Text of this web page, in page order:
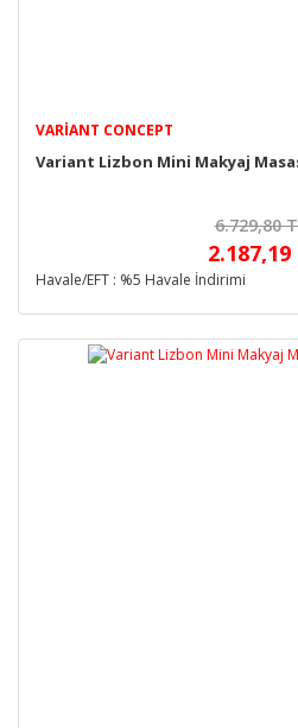
VARIANT CONCEPT
Variant Lizbon Mini Makyaj
6.729,80
2.187,19
Havale/EFT : %5 Havale İndirimi